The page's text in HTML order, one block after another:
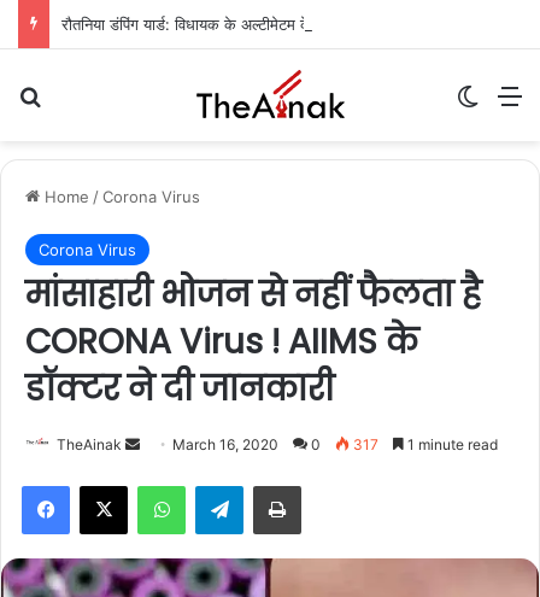
Home /Corona Virus
Corona Virus
मांसाहारी भोजन से नहीं फैलता है
CORONA Virus ! AIIMS के
डॉक्टर ने दी जानकारी
TheAinak
Send
email
March 16, 2020 0 317 1 minute read
WhatsAppTelegramPrint